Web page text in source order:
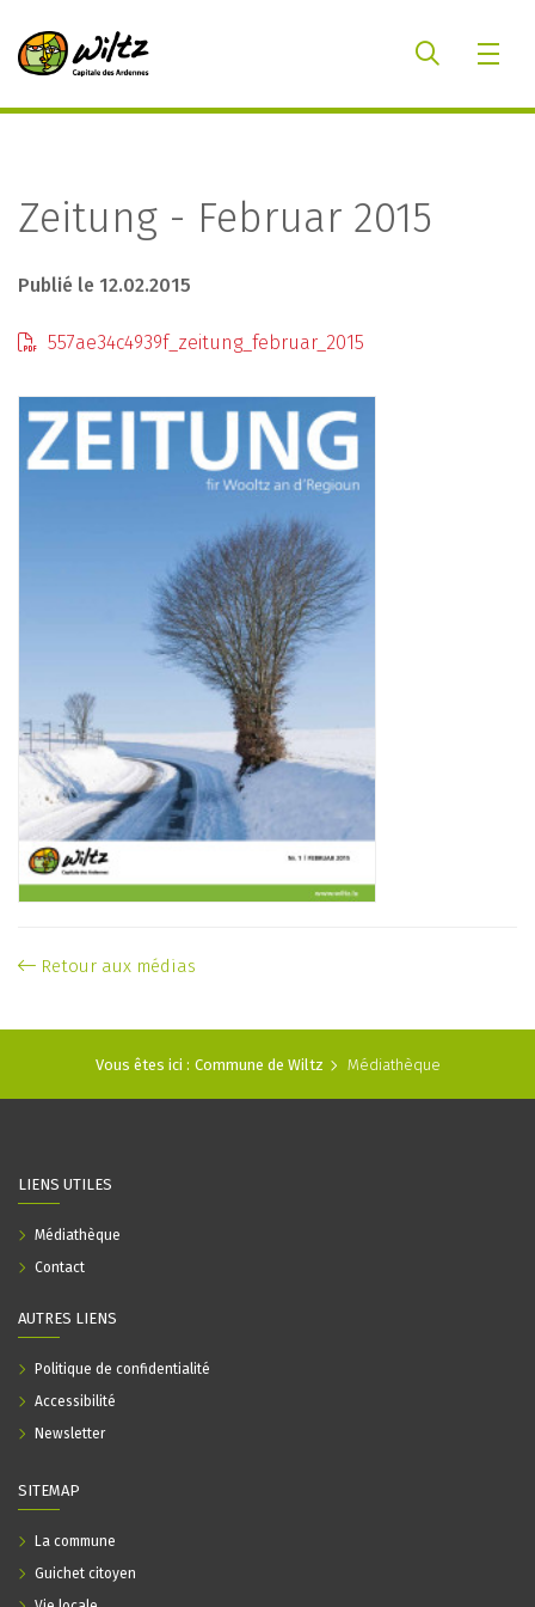
Zeitung - Februar 2015
Publié le 12.02.2015
557ae34c4939f_zeitung_februar_2015
Retour aux médias
Vous êtes ici : Commune de Wiltz Médiathèque
SITEMAP
La commune
Guichet citoyen
LIENS UTILES
Médiathèque
Contact
AUTRES LIENS
Politique de confidentialité
Accessibilité
Newsletter